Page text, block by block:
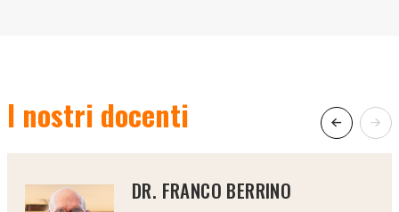
I nostri docenti
DR. FRANCO BERRINO